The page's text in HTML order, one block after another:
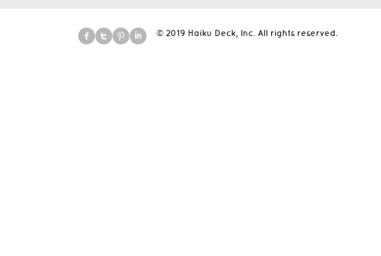
© 2019 Haiku Deck, Inc. All rights reserved.